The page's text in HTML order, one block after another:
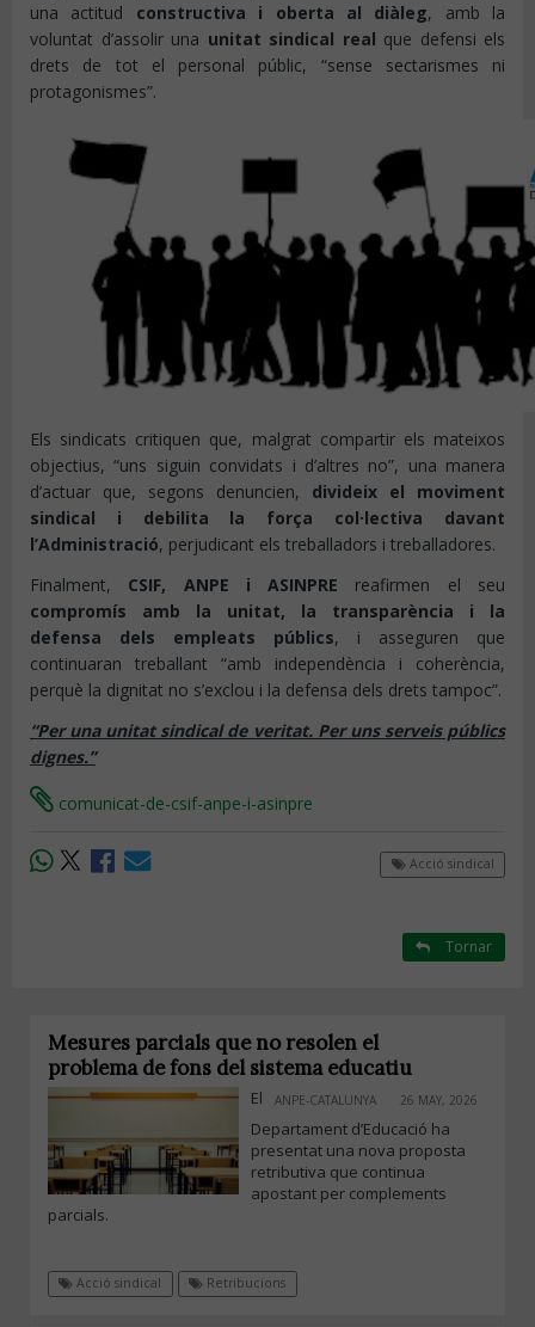
una actitud constructiva i oberta al diàleg, amb la
voluntat d’assolir una unitat sindical real que defensi els
drets de tot el personal públic, “sense sectarismes ni
protagonismes”.
Els sindicats critiquen que, malgrat compartir els mateixos
objectius, “uns siguin convidats i d’altres no”, una manera
d’actuar que, segons denuncien, divideix el moviment
sindical i debilita la força col·lectiva davant
l’Administració, perjudicant els treballadors i treballadores.
Finalment, CSIF, ANPE i ASINPRE reafirmen el seu
compromís amb la unitat, la transparència i la
defensa dels empleats públics, i asseguren que
continuaran treballant “amb independència i coherència,
perquè la dignitat no s’exclou i la defensa dels drets tampoc”.
“Per una unitat sindical de veritat. Per uns serveis públics
dignes.”
comunicat-de-csif-anpe-i-asinpre
Acció sindical
Tornar
Mesures parcials que no resolen el
problema de fons del sistema educatiu
ANPE-CATALUNYA 26 MAY, 2026
El
Departament d’Educació ha
presentat una nova proposta
retributiva que continua
apostant per complements
parcials.
Acció sindical Retribucions